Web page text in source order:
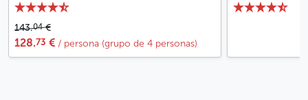
143.04€
128.73 € / persona (grupo de 4 personas)